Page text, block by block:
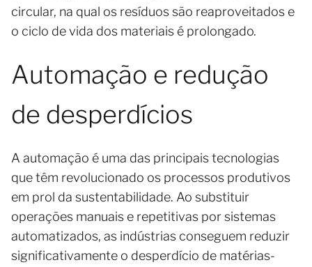
circular, na qual os resíduos são reaproveitados e
o ciclo de vida dos materiais é prolongado.
Automação e redução
de desperdícios
A automação é uma das principais tecnologias
que têm revolucionado os processos produtivos
em prol da sustentabilidade. Ao substituir
operações manuais e repetitivas por sistemas
automatizados, as indústrias conseguem reduzir
significativamente o desperdício de matérias-